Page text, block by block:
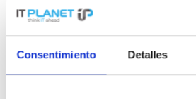
Consentimiento Detalles
SYNOLOGY K/RS1221+ + 8X